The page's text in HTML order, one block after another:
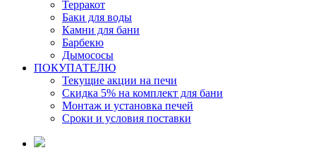
Терракот
Баки для воды
Камни для бани
Барбекю
Дымососы
ПОКУПАТЕЛЮ
Текущие акции на печи
Скидка 5% на комплект для бани
Монтаж и установка печей
Сроки и условия поставки